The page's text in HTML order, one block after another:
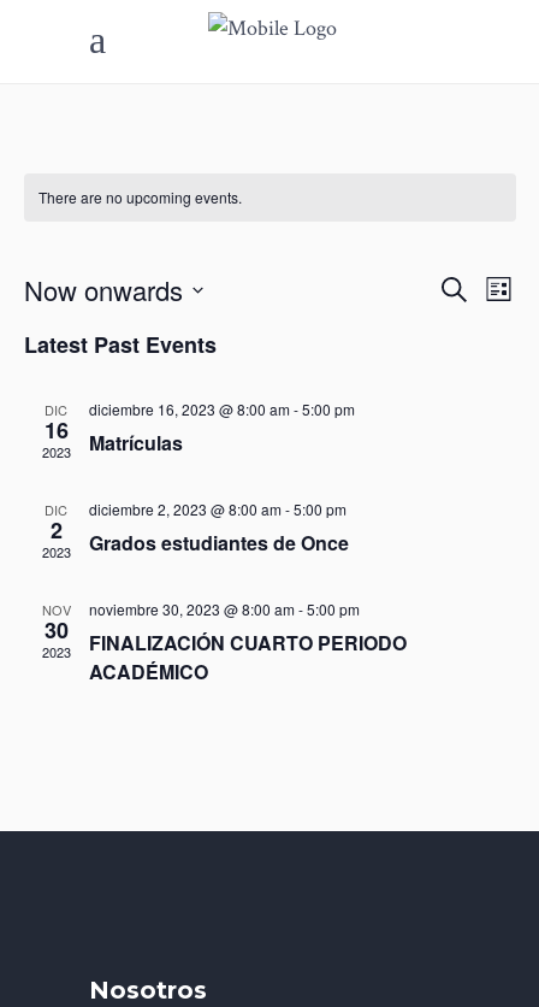
There are no upcoming events.
SearchList
Now onwards
date.
Latest Past Events
DIC
16
2023
diciembre 16, 2023 @ 8:00 am-5:00 pm
Matrículas
DIC
2
2023
diciembre 2, 2023 @ 8:00 am-5:00 pm
Grados estudiantes de Once
NOV
30
2023
noviembre 30, 2023 @ 8:00 am-5:00 pm
FINALIZACIÓN CUARTO PERIODO
ACADÉMICO
Nosotros